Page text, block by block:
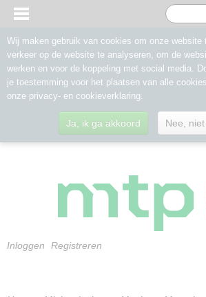
Inloggen Registreren
Wij maken gebruik van cookies om onze website
verkeer op de website te analyseren, om de
werken en voor de koppeling met social media.
je toestemming voor het plaatsen van alle
onze privacy- en cookieverklaring.
Ja, ik ga akkoord Nee,